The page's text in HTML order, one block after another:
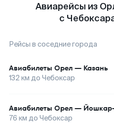
Авиарейсы из
с
Рейсы в соседние города
Авиабилеты Орел — Казань
132 км до Чебоксар
Авиабилеты Орел —
76 км до Чебоксар